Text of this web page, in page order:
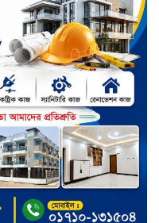
ডিসেম্বরে ফিরলে গণহত্যার
যাবেন,’ আইনমন্ত্রী
বিমানবন্দরের
অগ্নিকাণ্ড
ক্যাশলেস লেনদেন
বাংলাদেশ ব্যাংক: